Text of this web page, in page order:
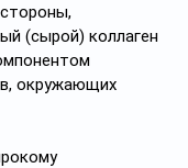
(сырой) коллаген
окружающих